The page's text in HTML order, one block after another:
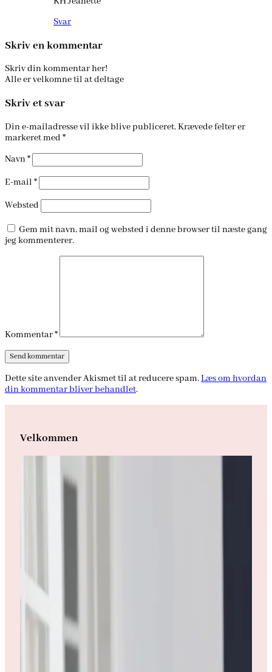
Svar
Skriv en kommentar
Skriv din kommentar her!
Alle er velkomne til at deltage
Skriv et svar
Din e-mailadresse vil ikke blive publiceret.Krævede felter er
markeret med *
Navn*
E-mail *
Websted
Gem mit navn, mail og websted i denne browser til næste gang
jeg kommenterer.
Kommentar*
Dette site anvender Akismet til at reducere spam.Læs om hvordan
din kommentar bliver behandlet.
Velkommen